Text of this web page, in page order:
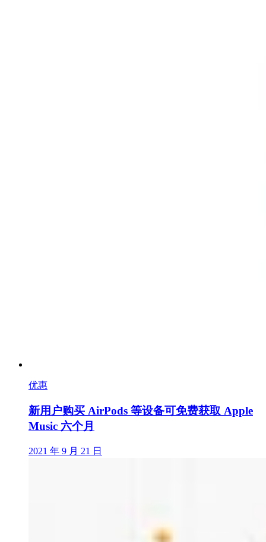
优惠
新用户购买 AirPods 等设备可免费获取 Apple
Music 六个月
2021 年 9 月 21 日